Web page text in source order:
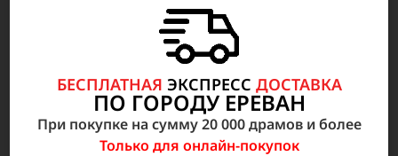
Внутрибольничное оборудование
Лабораторное оборудование и анализаторы
Микроскопы, центрифуги, аквадистилляторы
и бактериоцидные оборудование
Неонатология, акушерство и гинекология
БЕСПЛАТНАЯ ЭКСПРЕСС ДОСТАВКА
ПО ГОРОДУ ЕРЕВАН
При покупке на сумму 20 000 драмов и более
Только для онлайн-покупок